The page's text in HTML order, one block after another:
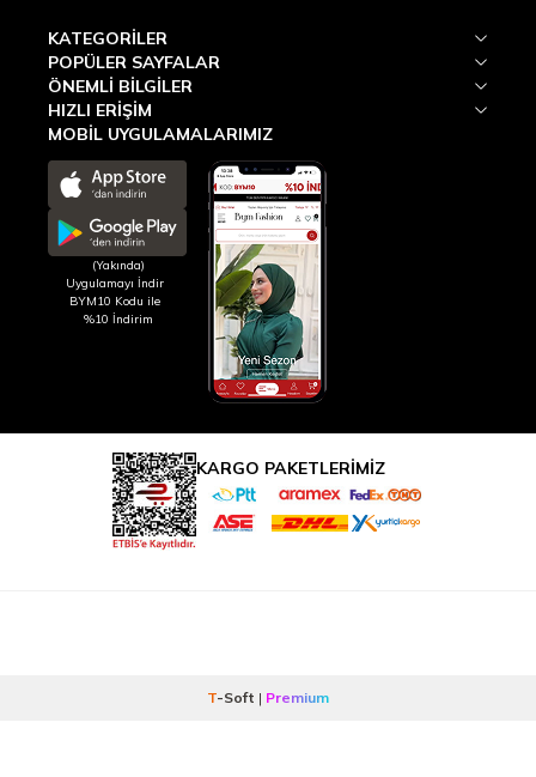
KATEGORILER
POPÜLER SAYFALAR
ÖNEMLI BILGILER
HIZLI ERIŞIM
MOBİL UYGULAMALARIMIZ
(Yakında)
Uygulamayı İndir
BYM10 Kodu ile
%10 İndirim
KARGO PAKETLERİMİZ
T-Soft | Premium